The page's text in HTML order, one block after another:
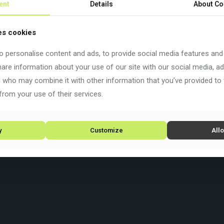
entwickelt, um es für verschiedene, auch sehr
entwickelt: den Lebensstil derjenigen zu bereichern, die
und das Astra ist eines davon.
Details About
cookies
personalise content and ads, to provide social media features
information about your use of our site with our social media,
may combine it with other information that you’ve provided
your use of their services.
Customize